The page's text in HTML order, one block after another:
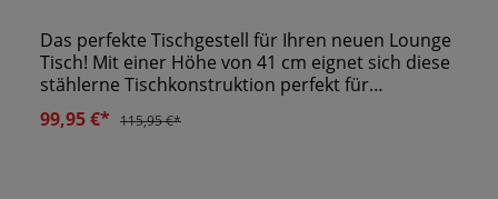
Das perfekte Tischgestell für Ihren neuen Lounge
Tisch! Mit einer Höhe von 41 cm eignet sich diese
stählerne Tischkonstruktion perfekt für
Loungetische. Die Oberfläche ist schwarz
pulverbeschichtet und ist mit verschiedensten
99,95 €* 115,95 €*